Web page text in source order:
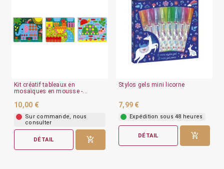
Kit créatif tableaux en
mosaïques en mousse -...
10,00 €
Sur commande, nous
consulter
DÉTAIL
Stylos gels mini licorne
7,99 €
Expédition sous 48 heures
DÉTAIL